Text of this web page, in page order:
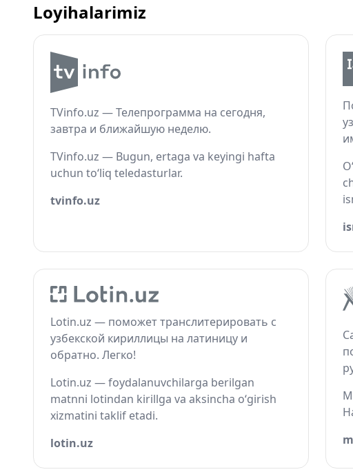
Loyihalarimiz
TVinfo.uz — Телепрограмма на сегодня,
завтра и ближайшую неделю.
TVinfo.uz — Bugun, ertaga va keyingi hafta
uchun to‘liq teledasturlar.
tvinfo.uz
Lotin.uz — поможет транслитерировать с
узбекской кириллицы на латиницу и
обратно. Легко!
Lotin.uz — foydalanuvchilarga berilgan
matnni lotindan kirillga va aksincha o‘girish
xizmatini taklif etadi.
lotin.uz